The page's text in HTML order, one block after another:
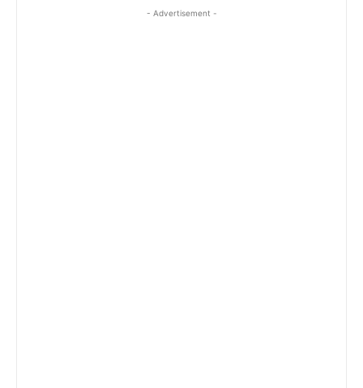
- Advertisement -